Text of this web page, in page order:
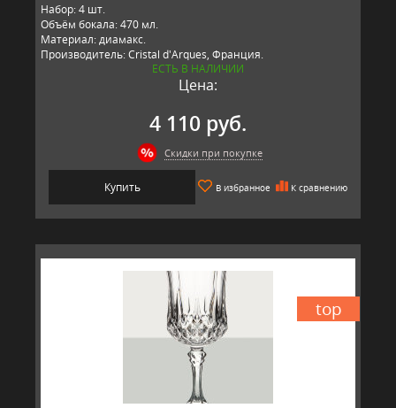
Набор: 4 шт.
Объём бокала: 470 мл.
Материал: диамакс.
Производитель: Cristal d'Arques, Франция.
ЕСТЬ В НАЛИЧИИ
Цена:
4 110 руб.
Скидки при покупке
Купить В избранное К сравнению
top